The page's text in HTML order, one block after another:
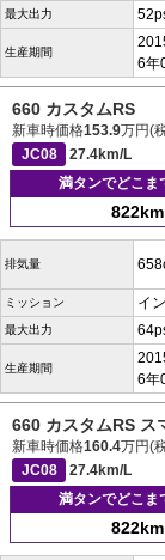
最大出力
生産期間
6年
660 カスタムRS
新車時価格153.9万円(
JC08
27.4km/L
満タンでどこま
822km
排気量
ミッション イ
最大出力
生産期間
6年
660 カスタムRS ス
新車時価格160.4万円(
JC08
27.4km/L
満タンでどこま
822km